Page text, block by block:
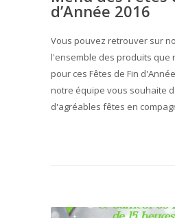
d’Année 2016
Vous pouvez retrouver sur
l'ensemble des produits que
pour ces Fêtes de Fin
notre équipe vous souhaite
d'agréables fêtes en